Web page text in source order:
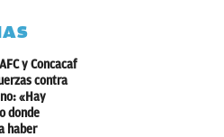
y Concacaf
contra
«Hay
donde
haber